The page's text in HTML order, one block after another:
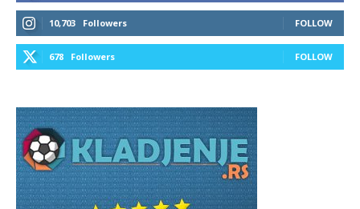
10,703 Followers FOLLOW
678 Followers FOLLOW